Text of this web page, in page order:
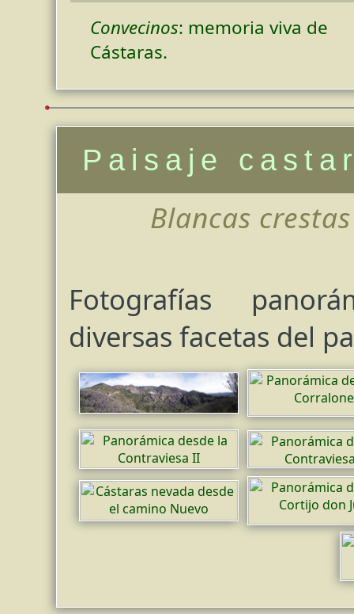
Convecinos: memoria viva de
Cástaras.
Paisaje
Blancas
Fotografías
diversas facetas del